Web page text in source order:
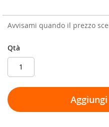
Avvisami quando il prezzo
Qtà